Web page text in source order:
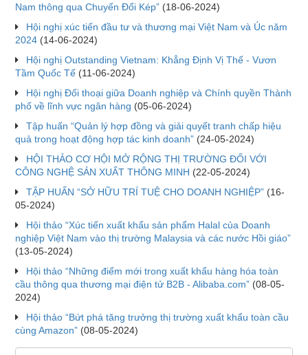
Nam thông qua Chuyển Đổi Kép” (18-06-2024)
Hội nghị xúc tiến đầu tư và thương mại Việt Nam và Úc năm
2024 (14-06-2024)
Hội nghị Outstanding Vietnam: Khẳng Định Vị Thế - Vươn
Tầm Quốc Tế (11-06-2024)
Hội nghị Đối thoại giữa Doanh nghiệp và Chính quyền Thành
phố về lĩnh vực ngân hàng (05-06-2024)
Tập huấn “Quản lý hợp đồng và giải quyết tranh chấp hiệu
quả trong hoạt động hợp tác kinh doanh” (24-05-2024)
HỘI THẢO CƠ HỘI MỞ RỘNG THỊ TRƯỜNG ĐỐI VỚI
CÔNG NGHỆ SẢN XUẤT THÔNG MINH (22-05-2024)
TẬP HUẤN “SỞ HỮU TRÍ TUỆ CHO DOANH NGHIỆP” (16-
05-2024)
Hội thảo “Xúc tiến xuất khẩu sản phẩm Halal của Doanh
nghiệp Việt Nam vào thị trường Malaysia và các nước Hồi giáo”
(13-05-2024)
Hội thảo “Những điểm mới trong xuất khẩu hàng hóa toàn
cầu thông qua thương mại điện tử B2B - Alibaba.com” (08-05-
2024)
Hội thảo “Bứt phá tăng trưởng thị trường xuất khẩu toàn cầu
cùng Amazon” (08-05-2024)